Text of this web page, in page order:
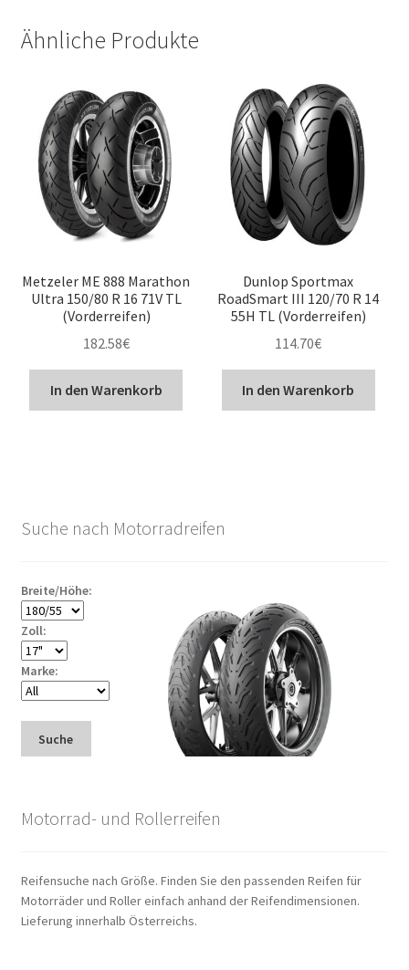
Ähnliche Produkte
Metzeler ME 888 Marathon
Ultra 150/80 R 16 71V TL
(Vorderreifen)
182.58€
In den Warenkorb
Dunlop Sportmax
RoadSmart III 120/70 R 14
55H TL (Vorderreifen)
114.70€
In den Warenkorb
Suche nach Motorradreifen
Breite/Höhe:
Zoll:
Marke:
Suche
Motorrad- und Rollerreifen
Reifensuche nach Größe. Finden Sie den passenden Reifen für
Motorräder und Roller einfach anhand der Reifendimensionen.
Lieferung innerhalb Österreichs.